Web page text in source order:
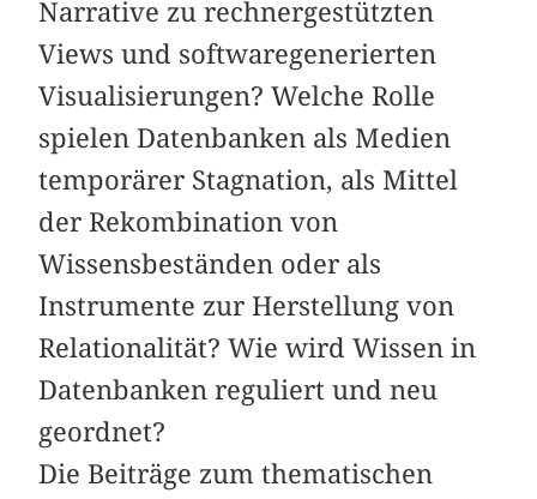
Narrative zu rechnergestützten
Views und softwaregenerierten
Visualisierungen? Welche Rolle
spielen Datenbanken als Medien
temporärer Stagnation, als Mittel
der Rekombination von
Wissensbeständen oder als
Instrumente zur Herstellung von
Relationalität? Wie wird Wissen in
Datenbanken reguliert und neu
geordnet?
Die Beiträge zum thematischen